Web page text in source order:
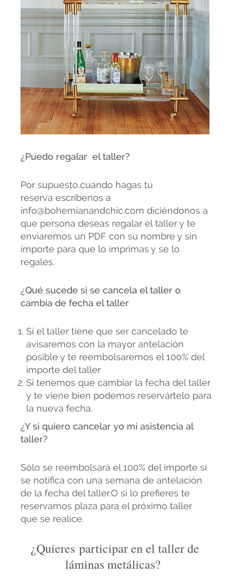
¿Puedo regalar el taller?
Por supuesto,cuando hagas tu
reserva escríbenos a
info@bohemianandchic.com diciéndonos a
que persona deseas regalar el taller y te
enviaremos un PDF con su nombre y sin
importe para que lo imprimas y se lo
regales.
¿Qué sucede si se cancela el taller o
cambia de fecha el taller
Si el taller tiene que ser cancelado te
avisaremos con la mayor antelación
posible y te reembolsaremos el 100% del
importe del taller
Si tenemos que cambiar la fecha del taller
y te viene bien podemos reservártelo para
la nueva fecha.
¿Y si quiero cancelar yo mi asistencia al
taller?
Sólo se reembolsará el 100% del importe si
se notifica con una semana de antelación
de la fecha del taller.O si lo prefieres te
reservamos plaza para el próximo taller
que se realice.
¿Quieres participar en el taller de
láminas metálicas?